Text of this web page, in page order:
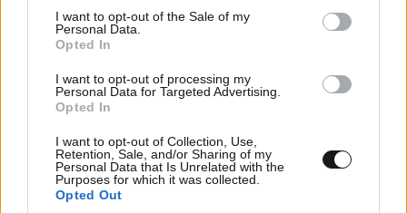
consent section.
I want to opt-out of the Sale of my
Personal Data.
Opted In
I want to opt-out of processing my
Personal Data for Targeted Advertising.
Opted In
I want to opt-out of Collection, Use,
Retention, Sale, and/or Sharing of my
Personal Data that Is Unrelated with the
Purposes for which it was collected.
Opted Out
Πολέμου.
: Η εθνική Ελλάδος στο μπάσκετ
πόντους του Νίκου Γκάλη, νικά 81-77 τη
Γιουγκοσλαβία και προκρίνεται στο τελικό του